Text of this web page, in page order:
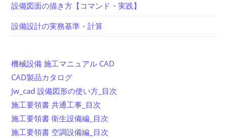
設備図面の描き方【コマンド・実践】
設備設計の実務基準・計算
機械設備 施工マニュアル CAD
CAD製品カタログ
Jw_cad 設備図形の使い方_目次
施工要領書 共通工事_目次
施工要領書 衛生設備編_目次
施工要領書 空調設備編_目次